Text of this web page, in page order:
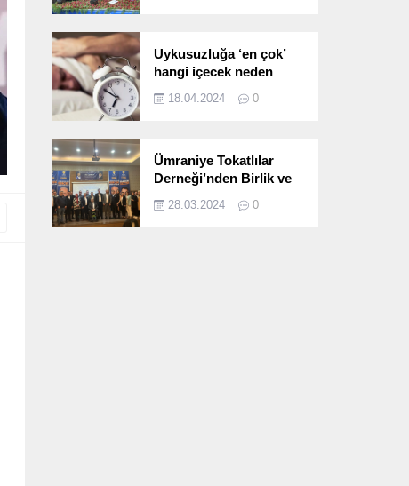
Uykusuzluğa ‘en çok’
hangi içecek neden
18.04.2024 0
Ümraniye Tokatlılar
Derneği’nden Birlik ve
Programı
28.03.2024 0